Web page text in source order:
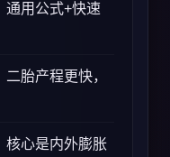
通用公式+快速
胎产程更快，
核心是内外膨胀